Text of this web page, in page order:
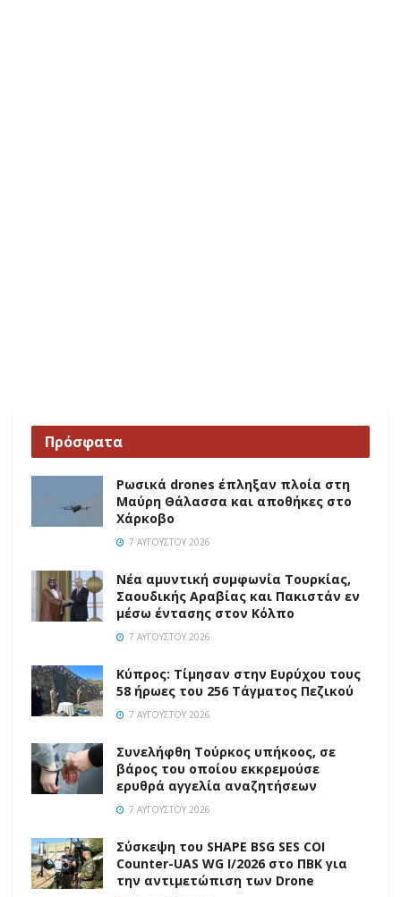
Πρόσφατα
Ρωσικά drones έπληξαν πλοία στη
Μαύρη Θάλασσα και αποθήκες στο
Χάρκοβο
7 ΑΥΓΟΎΣΤΟΥ 2026
Νέα αμυντική συμφωνία Τουρκίας,
Σαουδικής Αραβίας και Πακιστάν εν
μέσω έντασης στον Κόλπο
7 ΑΥΓΟΎΣΤΟΥ 2026
Κύπρος: Τίμησαν στην Ευρύχου τους
58 ήρωες του 256 Τάγματος Πεζικού
7 ΑΥΓΟΎΣΤΟΥ 2026
Συνελήφθη Τούρκος υπήκοος, σε
βάρος του οποίου εκκρεμούσε
ερυθρά αγγελία αναζητήσεων
7 ΑΥΓΟΎΣΤΟΥ 2026
Σύσκεψη του SHAPE BSG SES COI
Counter-UAS WG I/2026 στο ΠΒΚ για
την αντιμετώπιση των Drone